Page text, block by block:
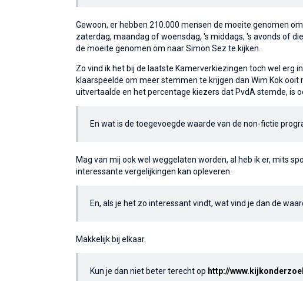
Gewoon, er hebben 210.000 mensen de moeite genomen
zaterdag, maandag of woensdag, 's middags, 's avonds of
de moeite genomen om naar Simon Sez te kijken.
Zo vind ik het bij de laatste Kamerverkiezingen toch wel erg
klaarspeelde om meer stemmen te krijgen dan Wim Kok
uitvertaalde en het percentage kiezers dat PvdA stemde, is
En wat is de toegevoegde waarde van de non-fictie
Mag van mij ook wel weggelaten worden, al heb ik er, mits
interessante vergelijkingen kan opleveren.
En, als je het zo interessant vindt, wat vind je dan de
Makkelijk bij elkaar.
Kun je dan niet beter terecht op http://